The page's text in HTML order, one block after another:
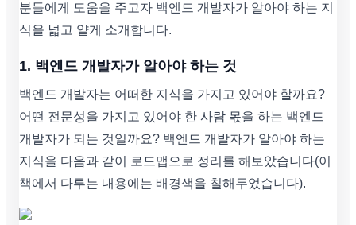
분들에게 도움을 주고자 백엔드 개발자가 알아야 하는 지
식을 넓고 얕게 소개합니다.
1. 백엔드 개발자가 알아야 하는 것
백엔드 개발자는 어떠한 지식을 가지고 있어야 할까요?
어떤 전문성을 가지고 있어야 한 사람 몫을 하는 백엔드
개발자가 되는 것일까요? 백엔드 개발자가 알아야 하는
지식을 다음과 같이 로드맵으로 정리를 해보았습니다(이
책에서 다루는 내용에는 배경색을 칠해두었습니다).